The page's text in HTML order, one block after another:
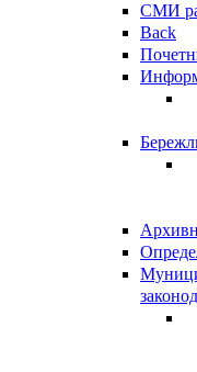
СМИ
Back